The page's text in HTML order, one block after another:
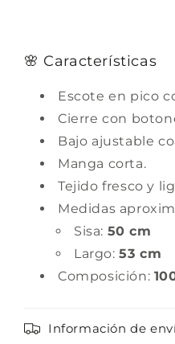
🌸 Características
Escote en pico
Cierre con
Bajo ajustable
Manga corta.
Tejido fresco y
Medidas
Sisa: 50 cm
Largo:53 cm
Composición:
Información de